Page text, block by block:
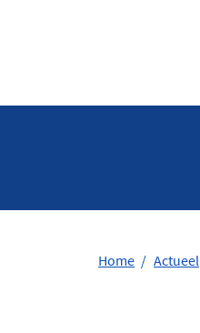
Home Actueel